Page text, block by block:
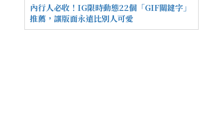
內行人必收！IG限時動態22個「GIF關鍵字」
推薦，讓版面永遠比別人可愛